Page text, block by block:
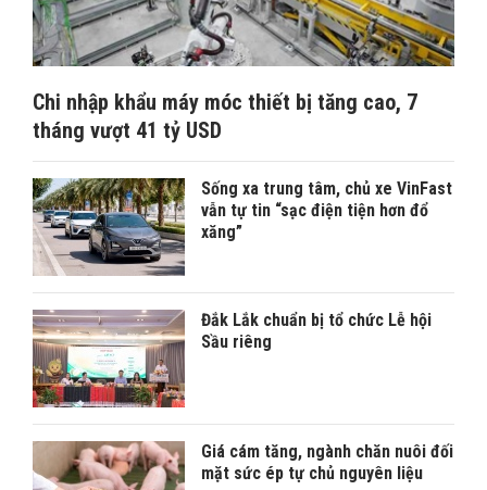
Chi nhập khẩu máy móc thiết bị tăng cao, 7
tháng vượt 41 tỷ USD
Sống xa trung tâm, chủ xe VinFast
vẫn tự tin “sạc điện tiện hơn đổ
xăng”
Đắk Lắk chuẩn bị tổ chức Lễ hội
Sầu riêng
Giá cám tăng, ngành chăn nuôi đối
mặt sức ép tự chủ nguyên liệu